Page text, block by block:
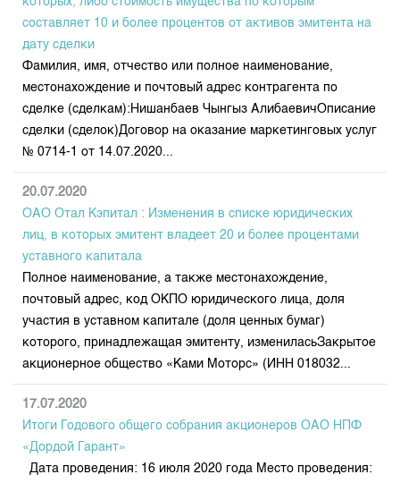
составляет 10 и более процентов от активов эмитента на
дату сделки
Фамилия, имя, отчество или полное наименование,
местонахождение и почтовый адрес контрагента по
сделке (сделкам):Нишанбаев Чынгыз АлибаевичОписание
сделки (сделок)Договор на оказание маркетинговых услуг
№ 0714-1 от 14.07.2020...
20.07.2020
ОАО Отал Кэпитал : Изменения в списке юридических
лиц, в которых эмитент владеет 20 и более процентами
уставного капитала
Полное наименование, а также местонахождение,
почтовый адрес, код ОКПО юридического лица, доля
участия в уставном капитале (доля ценных бумаг)
которого, принадлежащая эмитенту, измениласьЗакрытое
акционерное общество «Ками Моторс» (ИНН 018032...
17.07.2020
Итоги Годового общего собрания акционеров ОАО НПФ
«Дордой Гарант»
Дата проведения: 16 июля 2020 года Место проведения: